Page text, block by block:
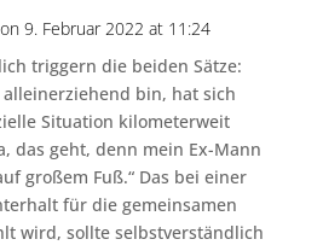
on 9. Februar 2022 at 11:24
triggern die beiden Sätze:
alleinerziehend bin, hat sich
Situation kilometerweit
das geht, denn mein Ex-Mann
großem Fuß.“ Das bei einer
für die gemeinsamen
wird, sollte selbstverständlich